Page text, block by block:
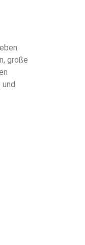
große